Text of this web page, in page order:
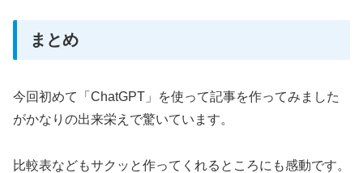
まとめ
今回初めて「ChatGPT」を使って記事を作ってみました
がかなりの出来栄えで驚いています。
比較表などもサクッと作ってくれるところにも感動です。